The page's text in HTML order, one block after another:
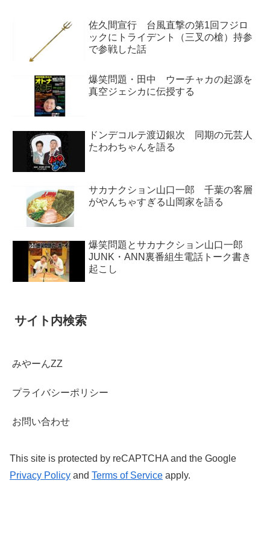
んが即興ベースユニットを結成し
ライブを行った話を紹介していま
した。
佐久間宣行 台風直撃の第1回フジロ
ックにトライデント（三叉の槍）持参
で参戦した話
爆笑問題・田中 ウーチャカの起源を
真空ジェシカに伝授する
ドンデコルテ渡辺銀次 同期の元芸人
たわわちゃんを語る
サカナクション山口一郎 千葉の客層
がやんちゃすぎる山岡家を語る
爆笑問題とサカナクション山口一郎
JUNK・ANN裏番組生電話トーク書き
起こし
サイト内検索
みやーんZZ
プライバシーポリシー
お問い合わせ
This site is protected by reCAPTCHA and the Google
Privacy Policy and Terms of Service apply.